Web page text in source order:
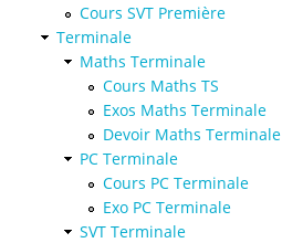
Cours SVT Première
Terminale
Maths Terminale
Cours Maths TS
Exos Maths Terminale
Devoir Maths Terminale
PC Terminale
Cours PC Terminale
Exo PC Terminale
SVT Terminale